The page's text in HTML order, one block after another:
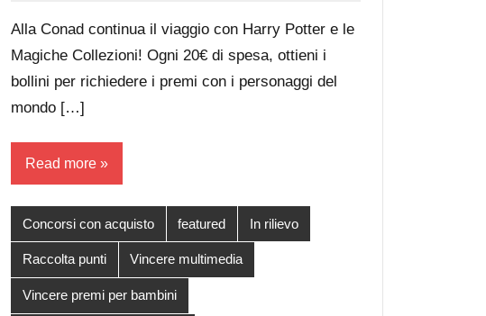
Alla Conad continua il viaggio con Harry Potter e le
Magiche Collezioni! Ogni 20€ di spesa, ottieni i
bollini per richiedere i premi con i personaggi del
mondo […]
Read more
Concorsi con acquisto featured In rilievo
Raccolta punti Vincere multimedia
Vincere premi per bambini